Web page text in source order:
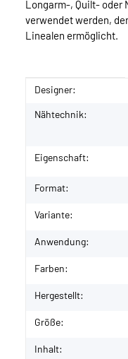
Longarm-, Quilt- oder
verwendet werden,
Linealen ermöglicht.
Produkteigenschaft
Wert
Designer:
Nähtechnik:
Eigenschaft:
Format:
Variante:
Anwendung:
Farben:
Hergestellt:
Größe:
Inhalt: